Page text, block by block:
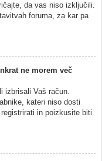
da vas niso izključili.
foruma, za kar pa
ne morem več
izbrisali Vaš račun.
kateri niso dosti
in poizkusite biti